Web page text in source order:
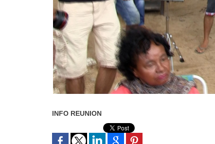
INFO REUNION